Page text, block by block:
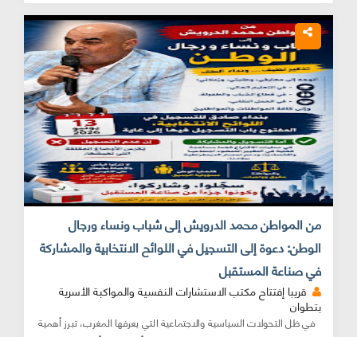
من المواطن محمد الدرويش إلى شباب ونساء ورجال
الوطن: دعوة إلى التسجيل في اللوائح الانتخابية والمشاركة
في صناعة المستقبل
قريبا إفتتاح مكتب الاستشارات النفسية والمواكبة الأسرية
بتطوان
في ظل التحولات السياسية والاجتماعية التي يعرفها المغرب، تبرز أهمية